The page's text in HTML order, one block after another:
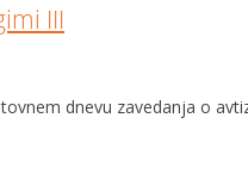
III
dnevu zavedanja o